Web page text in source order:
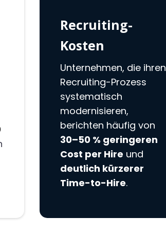
Recruiting-
Kosten
Unternehmen, die ihren
Recruiting-Prozess
systematisch
modernisieren,
berichten häufig von
30–50 % geringeren
Cost per Hire und
deutlich kürzerer
Time-to-Hire.